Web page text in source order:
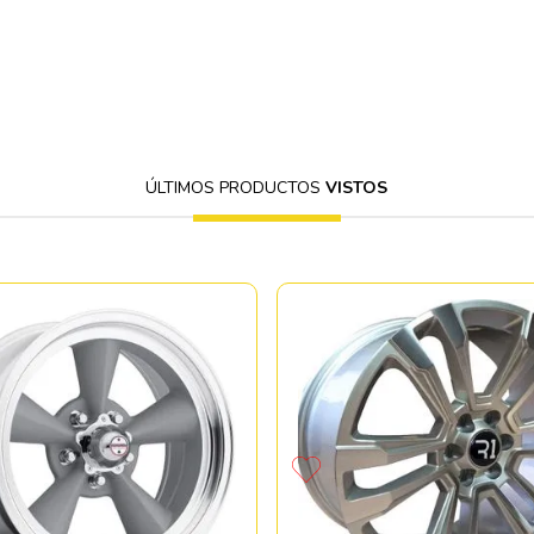
ÚLTIMOS PRODUCTOSVISTOS